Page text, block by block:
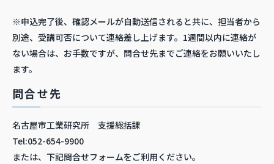
※申込完了後、確認メールが自動送信されると共に、担当者から
別途、受講可否について連絡差し上げます。1週間以内に連絡が
ない場合は、お手数ですが、問合せ先までご連絡をお願いいたし
ます。
問合せ先
名古屋市工業研究所 支援総括課
Tel:052-654-9900
または、下記問合せフォームをご利用ください。